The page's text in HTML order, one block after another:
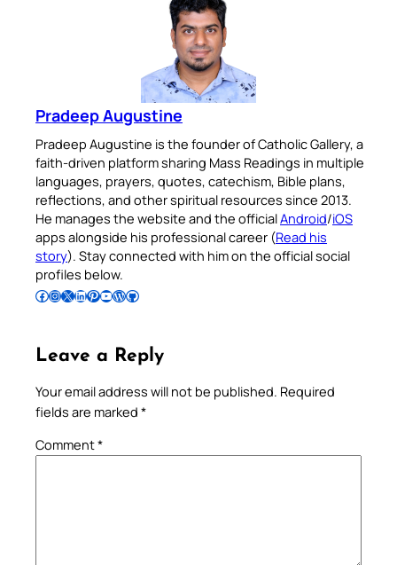
Pradeep Augustine
Pradeep Augustine is the founder of Catholic Gallery, a
faith-driven platform sharing Mass Readings in multiple
languages, prayers, quotes, catechism, Bible plans,
reflections, and other spiritual resources since 2013.
He manages the website and the officialAndroid/iOS
apps alongside his professional career (Read his
story). Stay connected with him on the official social
profiles below.
Follow Pradeep on Facebook Follow Pradeep on InstagramFollow Pradeep on X Follow Pradeep on LinkedIn Follow Pradeep on Pinterest Subscribe to Pradeep’s Youtube Channel Follow Pradeep on WordPress Follow Pradeep on GitHub
Leave a Reply
Your email address will not be published. Required
fields are marked *
Comment*